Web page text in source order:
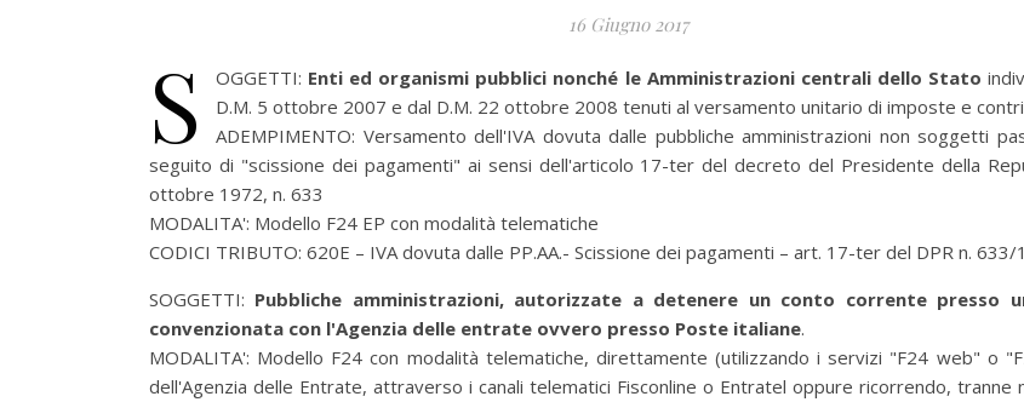
16 Giugno 2017
S OGGETTI: Enti ed organismi pubblici nonché le Amministrazioni centrali dello Stato
D.M. 5 ottobre 2007 e dal D.M. 22 ottobre 2008 tenuti al versamento unitario di imposte e
ADEMPIMENTO: Versamento dell'IVA dovuta dalle pubbliche amministrazioni non soggetti
seguito di "scissione dei pagamenti" ai sensi dell'articolo 17-ter del decreto del Presidente della
ottobre 1972, n. 633
MODALITA': Modello F24 EP con modalità telematiche
CODICI TRIBUTO: 620E – IVA dovuta dalle PP.AA.- Scissione dei pagamenti – art. 17-ter del DPR n. 633/
SOGGETTI: Pubbliche amministrazioni, autorizzate a detenere un conto corrente presso
convenzionata con l'Agenzia delle entrate ovvero presso Poste italiane.
MODALITA': Modello F24 con modalità telematiche, direttamente (utilizzando i servizi "F24 web" o
dell'Agenzia delle Entrate, attraverso i canali telematici Fisconline o Entratel oppure ricorrendo, tranne